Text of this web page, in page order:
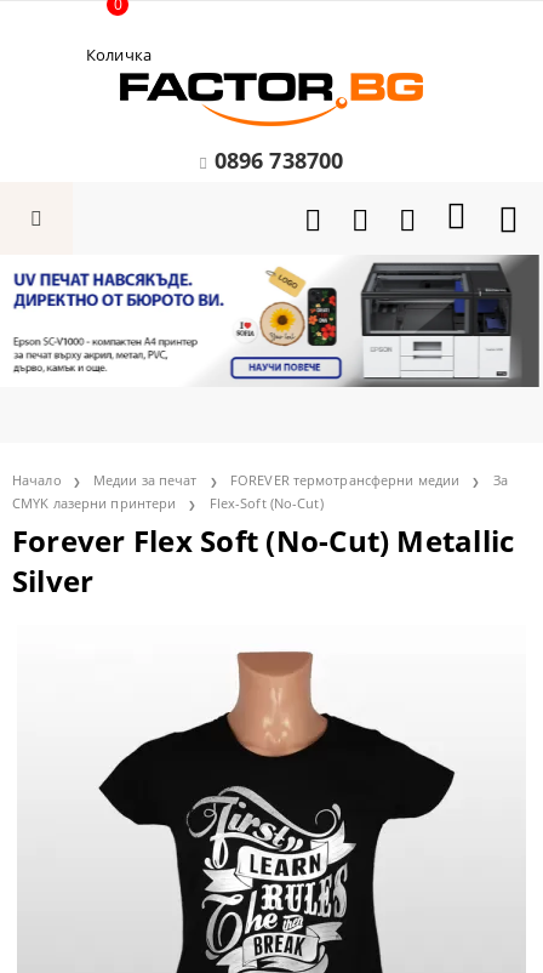
Количка
0
0896 738700
Начало Медии за печат FOREVER термотрансферни медии
За
CMYK лазерни принтери
Flex-Soft (No-Cut)
Forever Flex Soft (No-Cut) Metallic
Silver